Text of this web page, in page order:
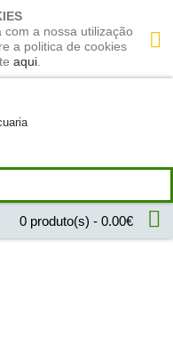
a nossa utilização
a politica de cookies
aqui
0 produto(s) - 0.00€